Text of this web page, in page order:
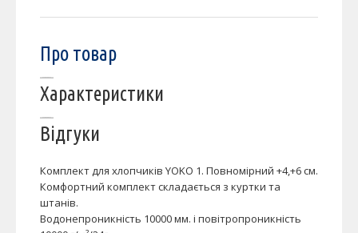
Про товар
Характеристики
Відгуки
Комплект для хлопчиків YOKO 1. Повномірний +4,+6 см.
Комфортний комплект складається з куртки та
штанів.
Водонепроникність 10000 мм. і повітропроникність